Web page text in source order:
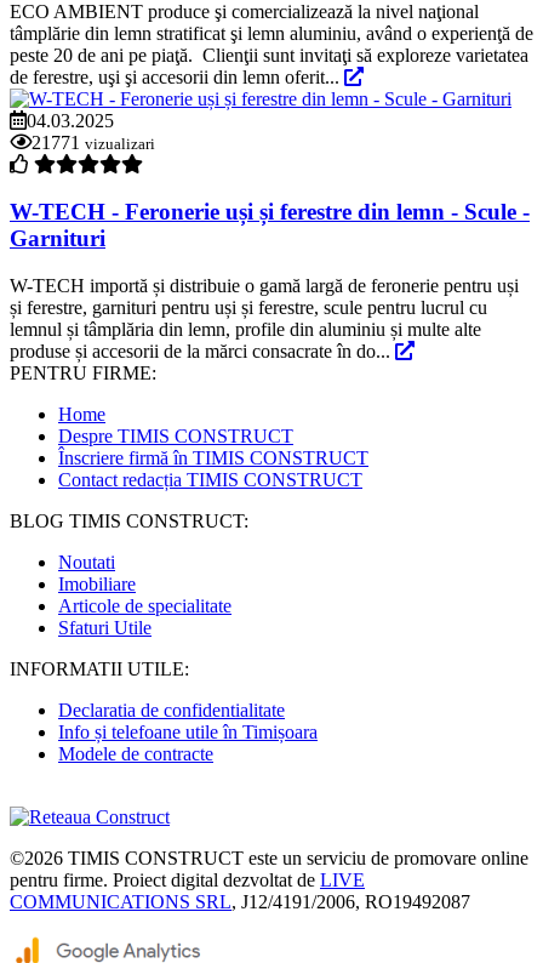
ECO AMBIENT produce şi comercializează la nivel naţional
tâmplărie din lemn stratificat şi lemn aluminiu, având o experienţă de
peste 20 de ani pe piaţă. Clienţii sunt invitaţi să exploreze varietatea
de ferestre, uşi şi accesorii din lemn oferit...
04.03.2025
21771 vizualizari
W-TECH - Feronerie uși și ferestre din lemn - Scule -
Garnituri
W-TECH importă și distribuie o gamă largă de feronerie pentru uși
și ferestre, garnituri pentru uși și ferestre, scule pentru lucrul cu
lemnul și tâmplăria din lemn, profile din aluminiu și multe alte
produse și accesorii de la mărci consacrate în do...
PENTRU FIRME:
Home
Despre TIMIS CONSTRUCT
Înscriere firmă în TIMIS CONSTRUCT
Contact redacția TIMIS CONSTRUCT
BLOG TIMIS CONSTRUCT:
Noutati
Imobiliare
Articole de specialitate
Sfaturi Utile
INFORMATII UTILE:
Declaratia de confidentialitate
Info și telefoane utile în Timișoara
Modele de contracte
©2026 TIMIS CONSTRUCT este un serviciu de promovare online
pentru firme. Proiect digital dezvoltat de LIVE
COMMUNICATIONS SRL, J12/4191/2006, RO19492087